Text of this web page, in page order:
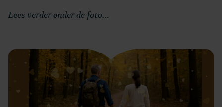
Lees verder onder de foto…